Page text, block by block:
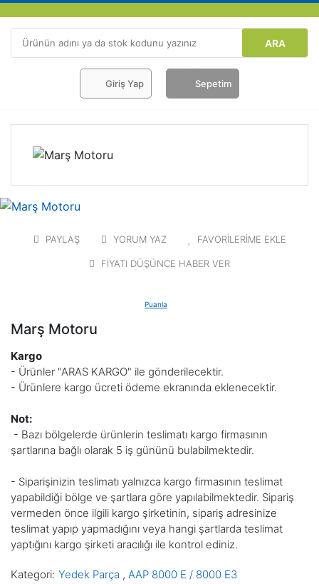
ARA
Giriş Yap Sepetim
PAYLAŞ YORUM YAZ FAVORİLERİME EKLE
FİYATI DÜŞÜNCE HABER VER
Puanla
Marş Motoru
Kargo
- Ürünler "ARAS KARGO" ile gönderilecektir.
- Ürünlere kargo ücreti ödeme ekranında eklenecektir.
Not:
- Bazı bölgelerde ürünlerin teslimatı kargo firmasının
şartlarına bağlı olarak 5 iş gününü bulabilmektedir.
- Siparişinizin teslimatı yalnızca kargo firmasının teslimat
yapabildiği bölge ve şartlara göre yapılabilmektedir. Sipariş
vermeden önce ilgili kargo şirketinin, sipariş adresinize
teslimat yapıp yapmadığını veya hangi şartlarda teslimat
yaptığını kargo şirketi aracılığı ile kontrol ediniz.
Kategori Yedek Parça , AAP 8000 E / 8000 E3